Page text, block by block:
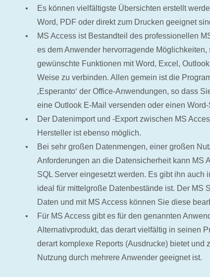
Es können vielfältigste Übersichten erstellt
Word, PDF oder direkt zum Drucken geeignet
MS Access ist Bestandteil des professionellen
es dem Anwender hervorragende
gewünschte Funktionen mit Word, Excel,
Weise zu verbinden. Allen gemein ist die
‚Esperanto‘ der Office-Anwendungen, so dass
eine Outlook E-Mail versenden oder einen
Der Datenimport und -Export zwischen MS
Hersteller ist ebenso möglich.
Bei sehr großen Datenmengen, einer großen
Anforderungen an die Datensicherheit kann MS
SQL Server eingesetzt werden. Es gibt ihn auch
ideal für mittelgroße Datenbestände ist. Der MS
Daten und mit MS Access können Sie diese
Für MS Access gibt es für den genannten
Alternativprodukt, das derart vielfältig in seinen
derart komplexe Reports (Ausdrucke) bietet und
Nutzung durch mehrere Anwender geeignet ist.